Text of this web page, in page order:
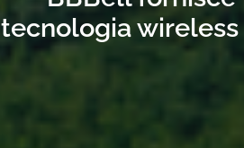
tecnologia wireless